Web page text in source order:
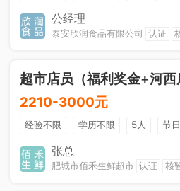
工作餐 公经理
泰安欣润食品有限公司 认证
超市店员（福利奖金+河西
2210-3000元
经验不限 学历不限 5人
节
综合补贴张总
肥城市佰禾生鲜超市 认证 核